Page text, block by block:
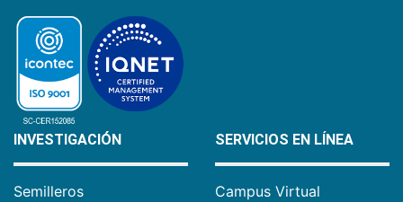
INVESTIGACIÓN
Semilleros
SERVICIOS EN LÍNEA
Campus Virtual